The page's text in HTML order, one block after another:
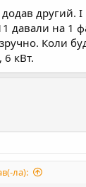
додав другий.
давали на 1
Коли
6 кВт.
ла):